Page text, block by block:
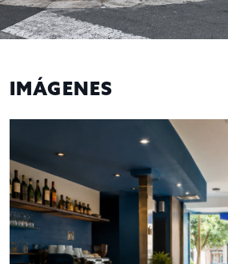
IMÁGENES